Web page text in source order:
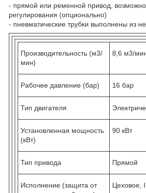
- прямой или ременной привод,
регулирования (опционально)
- пневматические трубки выполнены из
Производительность (м3/
мин)
8,6 м3/
Рабочее давление (бар) 16 бар
Тип двигателя
Установленная мощность
(кВт)
90 кВт
Тип привода Прямой
Исполнение (защита от
Цеховое,